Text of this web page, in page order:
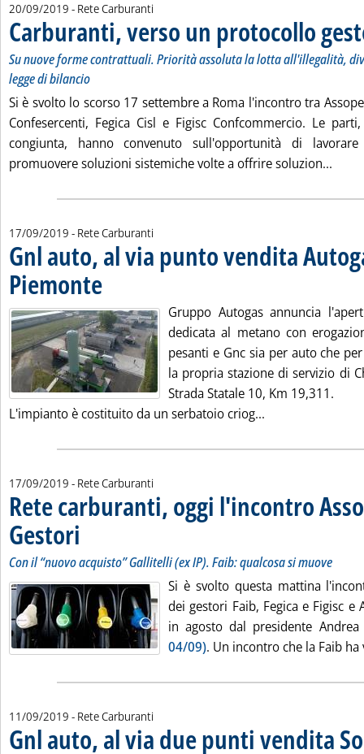
20/09/2019 - Rete Carburanti
Carburanti, verso un protocollo
Su nuove forme contrattuali. Priorità assoluta la lotta all'illegalità,
legge di bilancio
Si è svolto lo scorso 17 settembre a Roma l'incontro tra
Confesercenti, Fegica Cisl e Figisc Confcommercio. Le
congiunta, hanno convenuto sull'opportunità di
promuovere soluzioni sistemiche volte a offrire soluzion...
17/09/2019 - Rete Carburanti
Gnl auto, al via punto vendita
Piemonte . Pubblicata martedì 17 settembre 2019 alle 16.5.
Gruppo Autogas annuncia
dedicata al metano con
pesanti e Gnc sia per auto che
la propria stazione di servizio di
Strada Statale 10, Km 19,311.
L'impianto è costituito da un serbatoio criog...
17/09/2019 - Rete Carburanti
Rete carburanti, oggi l'incontro
Gestori . Sottotitolo: Con il “nuovo acquisto” Gallitelli (ex IP). Faib: qualcosa si
. Pubblicata martedì 17 settembre 2019 alle 10.38.
Con il “nuovo acquisto” Gallitelli (ex IP). Faib: qualcosa si muove
Si è svolto questa mattina
dei gestori Faib, Fegica e Figisc e
in agosto dal presidente
04/09). Un incontro che la Faib ha
11/09/2019 - Rete Carburanti
Gnl auto, al via due punti vendita